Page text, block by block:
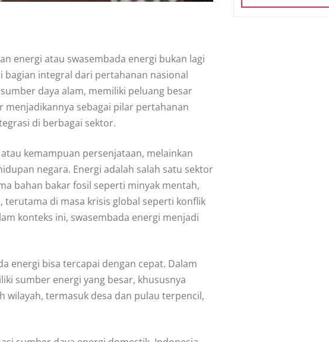
energi atau swasembada energi bukan lagi
bagian integral dari pertahanan nasional
daya alam, memiliki peluang besar
sebagai pilar pertahanan
di berbagai sektor.
kemampuan persenjataan, melainkan
negara. Energi adalah salah satu sektor
bahan bakar fosil seperti minyak mentah,
di masa krisis global seperti konflik
konteks ini, swasembada energi menjadi
energi bisa tercapai dengan cepat. Dalam
sumber energi yang besar, khususnya
termasuk desa dan pulau terpencil,